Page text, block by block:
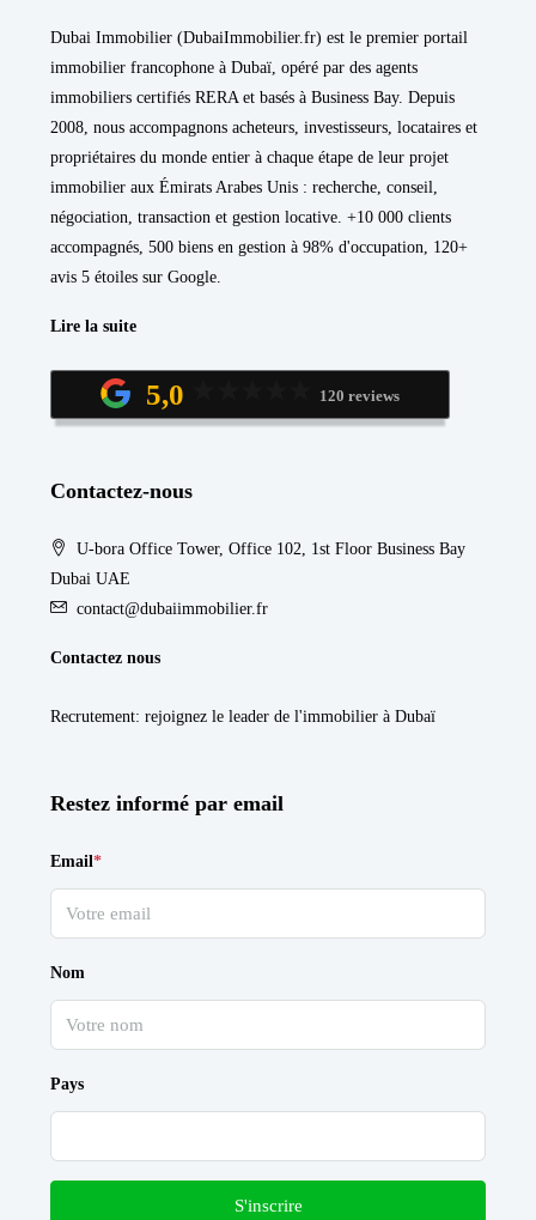
Dubai Immobilier (DubaiImmobilier.fr) est le premier portail
immobilier francophone à Dubaï, opéré par des agents
immobiliers certifiés RERA et basés à Business Bay. Depuis
2008, nous accompagnons acheteurs, investisseurs, locataires et
propriétaires du monde entier à chaque étape de leur projet
immobilier aux Émirats Arabes Unis : recherche, conseil,
négociation, transaction et gestion locative. +10 000 clients
accompagnés, 500 biens en gestion à 98% d'occupation, 120+
avis 5 étoiles sur Google.
Lire la suite
5,0 120 reviews
Contactez-nous
U-bora Office Tower, Office 102, 1st Floor Business Bay
Dubai UAE
contact@dubaiimmobilier.fr
Contactez nous
Recrutement: rejoignez le leader de l'immobilier à Dubaï
Restez informé par email
Email*
Nom
Pays
S'inscrire